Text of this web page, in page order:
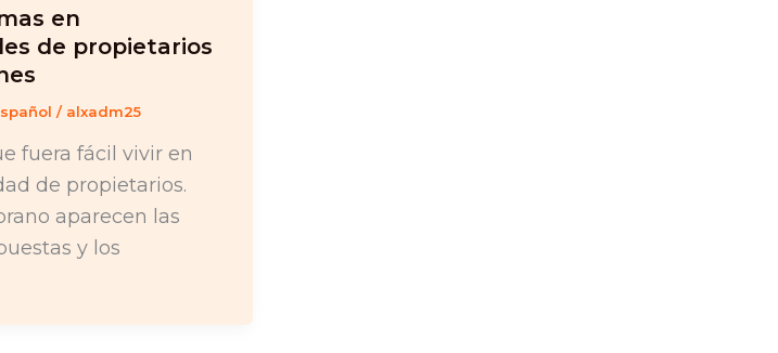
en
de propietarios
/ alxadm25
fuera fácil vivir en
de propietarios.
aparecen las
y los